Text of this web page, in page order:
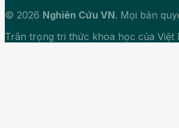
© 2026 Nghiên Cứu VN. Mọi bản
Trân trọng tri thức khoa học của Việt